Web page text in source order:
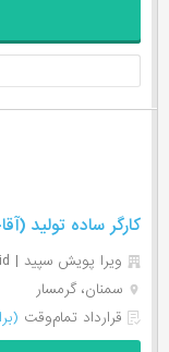
کارگر ساده تولید
ویرا پویش سپید | Vira Pouyesh Sepid
سمنان، گرمسار
قرارداد تمام‌وقت